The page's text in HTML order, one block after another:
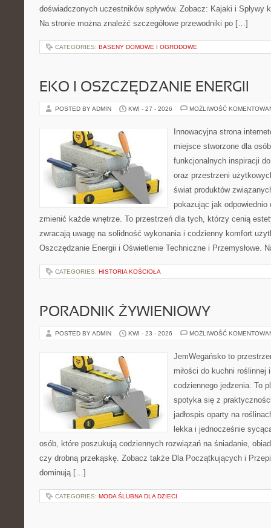
doświadczonych uczestników spływów. Zobacz: Kajaki i Spływy
Na stronie można znaleźć szczegółowe przewodniki po […]
CATEGORIES: BASENY DOMOWE I OGRODOWE
EKO I OSZCZĘDZANIE ENERGII
POSTED BY ADMIN KWI - 27 - 2026 MOŻLIWOŚĆ
Innowacyjna strona
miejsce stworzone dla
funkcjonalnych inspiracji
oraz przestrzeni
świat produktów
pokazując jak odpowiednio
zmienić każde wnętrze. To przestrzeń dla tych, którzy cenią
zwracają uwagę na solidność wykonania i codzienny komfort
Oszczędzanie Energii i Oświetlenie Techniczne i Przemysłowe.
CATEGORIES: HISTORIA KOŚCIOŁA
PORADNIK ŻYWIENIOWY
POSTED BY ADMIN KWI - 23 - 2026 MOŻLIWOŚĆ
JemWegańsko to
miłości do kuchni roślinnej
codziennego jedzenia. To
spotyka się z
jadłospis oparty na
lekka i jednocześnie
osób, które poszukują codziennych rozwiązań na śniadanie,
czy drobną przekąskę. Zobacz także Dla Początkujących i
dominują […]
CATEGORIES: MODA ŚLUBNA DLA DZIECI